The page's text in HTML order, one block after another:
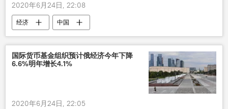
2020年6月24日, 22:08
经济 中国
国际货币基金组织预计俄经济今年下降
6.6%明年增长4.1%
2020年6月24日, 22:05